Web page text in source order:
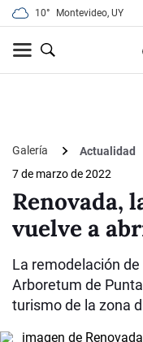
10° Montevideo, UY
Galería
Actualidad
7 de marzo de 2022
Renovada,
vuelve a
La remodelación de
Arboretum de
turismo de la zona